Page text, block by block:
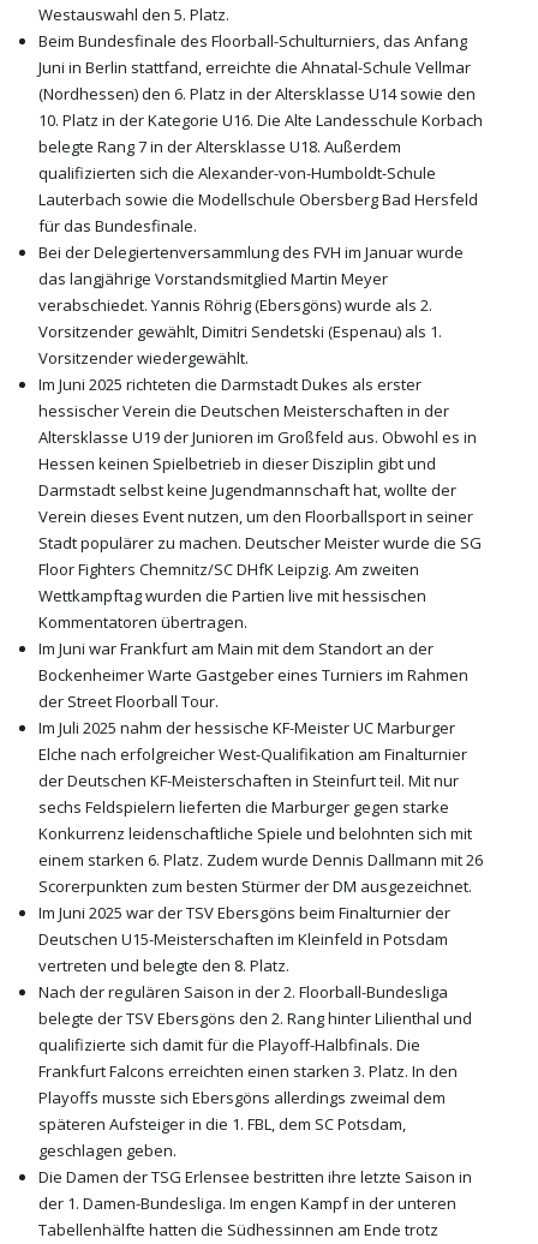
Westauswahl den 5. Platz.
Beim Bundesfinale des Floorball-Schulturniers, das Anfang
Juni in Berlin stattfand, erreichte die Ahnatal-Schule Vellmar
(Nordhessen) den 6. Platz in der Altersklasse U14 sowie den
10. Platz in der Kategorie U16. Die Alte Landesschule Korbach
belegte Rang 7 in der Altersklasse U18. Außerdem
qualifizierten sich die Alexander-von-Humboldt-Schule
Lauterbach sowie die Modellschule Obersberg Bad Hersfeld
für das Bundesfinale.
Bei der Delegiertenversammlung des FVH im Januar wurde
das langjährige Vorstandsmitglied Martin Meyer
verabschiedet. Yannis Röhrig (Ebersgöns) wurde als 2.
Vorsitzender gewählt, Dimitri Sendetski (Espenau) als 1.
Vorsitzender wiedergewählt.
Im Juni 2025 richteten die Darmstadt Dukes als erster
hessischer Verein die Deutschen Meisterschaften in der
Altersklasse U19 der Junioren im Großfeld aus. Obwohl es in
Hessen keinen Spielbetrieb in dieser Disziplin gibt und
Darmstadt selbst keine Jugendmannschaft hat, wollte der
Verein dieses Event nutzen, um den Floorballsport in seiner
Stadt populärer zu machen. Deutscher Meister wurde die SG
Floor Fighters Chemnitz/SC DHfK Leipzig. Am zweiten
Wettkampftag wurden die Partien live mit hessischen
Kommentatoren übertragen.
Im Juni war Frankfurt am Main mit dem Standort an der
Bockenheimer Warte Gastgeber eines Turniers im Rahmen
der Street Floorball Tour.
Im Juli 2025 nahm der hessische KF-Meister UC Marburger
Elche nach erfolgreicher West-Qualifikation am Finalturnier
der Deutschen KF-Meisterschaften in Steinfurt teil. Mit nur
sechs Feldspielern lieferten die Marburger gegen starke
Konkurrenz leidenschaftliche Spiele und belohnten sich mit
einem starken 6. Platz. Zudem wurde Dennis Dallmann mit 26
Scorerpunkten zum besten Stürmer der DM ausgezeichnet.
Im Juni 2025 war der TSV Ebersgöns beim Finalturnier der
Deutschen U15-Meisterschaften im Kleinfeld in Potsdam
vertreten und belegte den 8. Platz.
Nach der regulären Saison in der 2. Floorball-Bundesliga
belegte der TSV Ebersgöns den 2. Rang hinter Lilienthal und
qualifizierte sich damit für die Playoff-Halbfinals. Die
Frankfurt Falcons erreichten einen starken 3. Platz. In den
Playoffs musste sich Ebersgöns allerdings zweimal dem
späteren Aufsteiger in die 1. FBL, dem SC Potsdam,
geschlagen geben.
Die Damen der TSG Erlensee bestritten ihre letzte Saison in
der 1. Damen-Bundesliga. Im engen Kampf in der unteren
Tabellenhälfte hatten die Südhessinnen am Ende trotz